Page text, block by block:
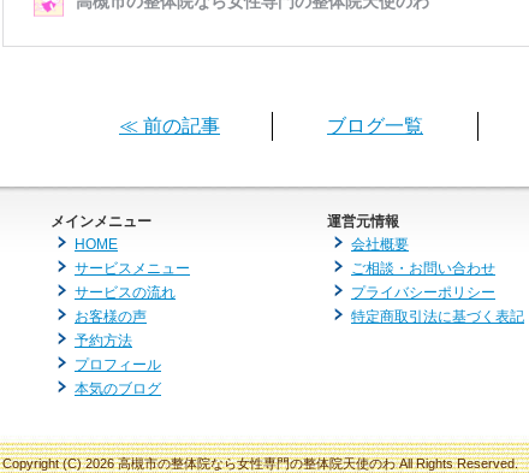
≪ 前の記事 ブログ一覧
メインメニュー
HOME
サービスメニュー
サービスの流れ
お客様の声
予約方法
プロフィール
本気のブログ
運営元情報
会社概要
ご相談・お問い合わせ
プライバシーポリシー
特定商取引法に基づく表記
Copyright (C) 2026 高槻市の整体院なら女性専門の整体院天使のわAll Rights Reserved.